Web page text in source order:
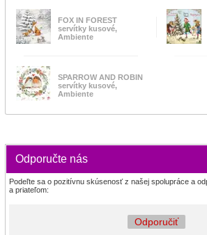
FOX IN FOREST
servítky kusové,
Ambiente
SPARROW AND ROBIN
servítky kusové,
Ambiente
Odporučte nás
Podeľte sa o pozitívnu skúsenosť z našej spolupráce a
a priateľom:
Odporučiť